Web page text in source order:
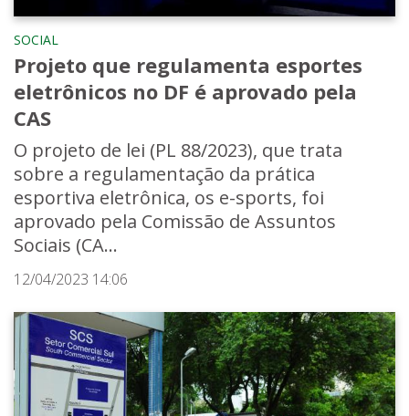
SOCIAL
Projeto que regulamenta esportes
eletrônicos no DF é aprovado pela
CAS
O projeto de lei (PL 88/2023), que trata
sobre a regulamentação da prática
esportiva eletrônica, os e-sports, foi
aprovado pela Comissão de Assuntos
Sociais (CA...
12/04/2023 14:06